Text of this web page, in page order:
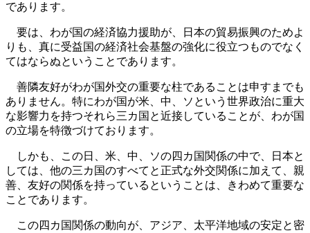
であります。
要は、わが国の経済協力援助が、日本の貿易振興のためよ
りも、真に受益国の経済社会基盤の強化に役立つものでなく
てはならぬということであります。
善隣友好がわが国外交の重要な柱であることは申すまでも
ありません。特にわが国が米、中、ソという世界政治に重大
な影響力を持つそれら三カ国と近接していることが、わが国
の立場を特徴づけております。
しかも、この日、米、中、ソの四カ国関係の中で、日本と
しては、他の三カ国のすべてと正式な外交関係に加えて、親
善、友好の関係を持っているということは、きわめて重要な
ことであります。
この四カ国関係の動向が、アジア、太平洋地域の安定と密